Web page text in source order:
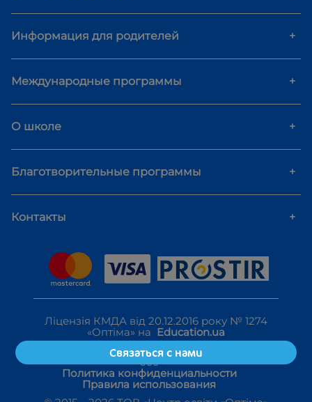
Информация для родителей +
Международные программы +
О школе +
Благотворительные программы +
Контакты +
Ліцензія КМДА від 20.12.2016 року № 1274
«Оптіма» на Education.ua
Политика конфиденциальности
Правила использования
Связаться с нами